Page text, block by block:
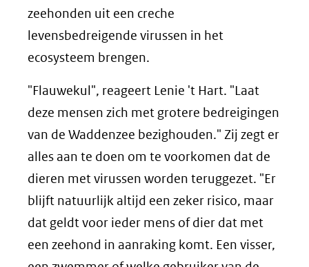
zeehonden uit een creche
levensbedreigende virussen in het
ecosysteem brengen.
"Flauwekul", reageert Lenie 't Hart. "Laat
deze mensen zich met grotere bedreigingen
van de Waddenzee bezighouden." Zij zegt er
alles aan te doen om te voorkomen dat de
dieren met virussen worden teruggezet. "Er
blijft natuurlijk altijd een zeker risico, maar
dat geldt voor ieder mens of dier dat met
een zeehond in aanraking komt. Een visser,